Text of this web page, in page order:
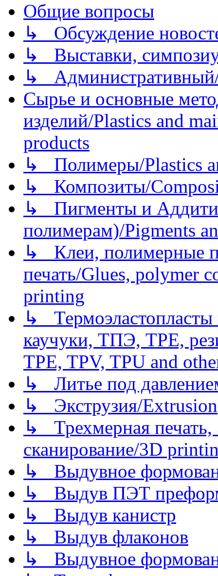
Общие вопросы
↳ Обсуждение
↳ Выставки,
↳
Сырье и основные
изделий/Plastics and
products
↳ Полимеры/Plastics
↳ Композиты/
↳ Пигменты и
полимерам)/Pigments
↳ Клеи, полимерные
печать/Glues, polymer
printing
↳
каучуки, ТПЭ, TPE,
TPE, TPV, TPU and
↳ Литье под
↳ Экструзия/Extrusion
↳ Трехмерная
сканирование/3D
↳ Выдувное
↳ Выдув ПЭТ
↳ Выдув канистр
↳ Выдув флаконов
↳ Выдувное